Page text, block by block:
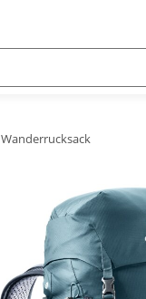
Wanderrucksack